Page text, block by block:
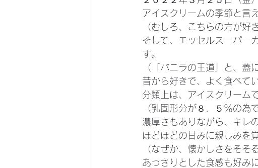
アイスクリームの季節と言
（むしろ、こちらの方が好
そして、エッセルスーパー
す。
（「バニラの王道」と、蓋
昔から好きで、よく食べて
分類上は、アイスクリーム
（乳固形分が８．５％の為
濃厚さもありながら、キレ
ほどほどの甘みに親しみを
（なぜか、懐かしさをそそ
あっさりとした食感も好み